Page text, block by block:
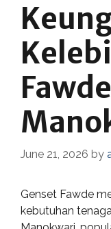
June 21, 2026 by
Genset Fawde
kebutuhan